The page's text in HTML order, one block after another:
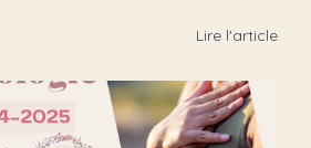
Lire l'article